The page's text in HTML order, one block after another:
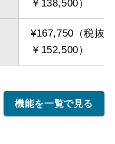
￥138,500）
¥167,750（税抜
￥152,500）
機能を一覧で見る